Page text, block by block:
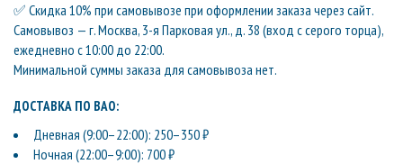
✅ Скидка 10% при самовывозе при оформлении заказа через сайт.
Самовывоз — г. Москва, 3-я Парковая ул., д. 38 (вход с серого торца),
ежедневно с 10:00 до 22:00.
Минимальной суммы заказа для самовывоза нет.
ДОСТАВКА ПО ВАО:
Дневная (9:00–22:00): 250–350 ₽
Ночная (22:00–9:00): 700 ₽